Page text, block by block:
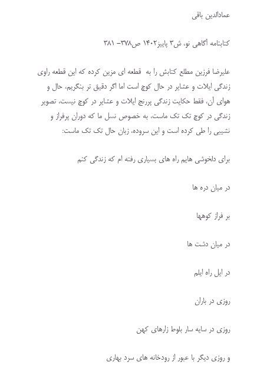
عمادالدین باقی
کتابنامه آگاهی نو، ش۳ پاییز۱۴۰۲ ص۳۷۸- ۳۸۱
علیرضا فرزین مطلع کتابش را به قطعه ای مزین کرده که این قطعه راوی
زندگی ایلات و عشایر در حال کوچ است اما اگر دقیق تر بنگریم، حال و
هوای آن، فقط حکایت زندگی پررنج ایلات و عشایر در کوچ نیست، تصویر
زندگی در کوچ تک ‌تک ماست، به خصوص نسل ما که دوران پرفراز و
نشیبی را طی کرده است و این سروده، زبان حال تک تک ماست:
برای دلخوشی هایم راه های بسیاری رفته ام که زندگی کنم
در میان دره ها
بر فراز کوهها
در میان دشت ها
در ایل راه ایلم
روزی در باران
روزی در سایه سار بلوط زارهای کهن
و روزی دیگر با عبور از رودخانه های سرد بهاری